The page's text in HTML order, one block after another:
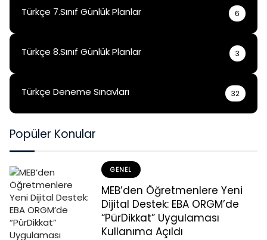
Türkçe 7.Sınıf Günlük Planlar 6
Türkçe 8.Sınıf Günlük Planlar 3
Türkçe Deneme Sınavları 32
Popüler Konular
GENEL
MEB’den Öğretmenlere Yeni
Dijital Destek: EBA ORGM’de
“PürDikkat” Uygulaması
Kullanıma Açıldı